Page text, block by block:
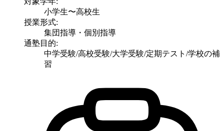
小学生〜高校生
授業形式:
集団指導・個別指導
通塾目的:
中学受験/高校受験/大学受験/定期テスト/学校の補
習